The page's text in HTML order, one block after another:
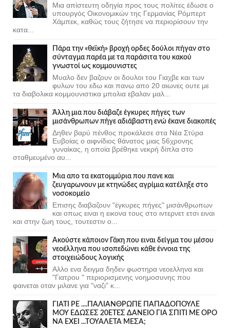
Μια απίστευτη οδηγία προς τους πολίτες έδωσε ο
υπουργός Οικονομικών της Γερμανίας Ρόμπερτ
Χάμπεκ, καθώς τους ζήτησε να περιορίσουν την
κατα...
Πάρα την «θεϊκή» βροχή ορδες δούλοι πήγαν στο
σύνταγμα παρέα με τα παράσιτα του κακού
γνωστοί ως κομμουνιστες
Μυαλο δεν βαζουν οι δουλοι του Γιαχβε και των
φυλων του εδω και πανω απο 20 αιωνες ουτε με
τα διαβολικα κομμουνιστικα μπολια εβαλαν μαλ...
Άλλη μια που διάβαζε έγκυρες πήγες των
μισάνθρωπων πήγε αδιάβαστη ενώ έκανε διακοπές
Δηθεν βαρύ πένθος προκάλεσε στα Νέα Στύρα
Ευβοίας ο αιφνίδιος θάνατος μιας 56χρονης
γυναίκας, η οποία βρέθηκε νεκρή δίπλα στο
σταθμευμένο αυ...
Μια απο τα εκατομμύρια που πανε και
ζευγαρωνουν με κτηνώδες αγρίμια κατέληξε στο
νοσοκομείο
Επισης διαβαζουν "έγκυρες πήγες" μισάνθρωπων
και οπως ειναι η εικονα τους στο ιντερνετ ετσι ειναι
και στην ζωη τους, τουτεστιν ο...
Ακούστε κάποιον Γάκη που ειναι δείγμα του μέσου
νεοέλληνα που ισοπεδώνει κάθε έννοια της
στοιχειώδους λογικής
Αλλο ενα δειγμα δηδεν φωστηρα νεοελληνα και
"Γιατρου " περιορισμενης νοημοσυνης που
φαινεται οταν μιλανε για "ναζι" κ...
ΓΙΑΤΙ ΡΕ ....ΠΑΛΙΑΝΘΡΩΠΕ ΠΑΠΑΔΟΠΟΥΛΕ
ΜΟΥ ΕΔΩΣΕΣ 20ΕΤΕΣ ΔΑΝΕΙΟ ΓΙΑ ΣΠΙΤΙ ΜΕ ΟΡΟ
ΝΑ ΕΧΕΙ ...ΤΟΥΑΛΕΤΑ ΜΕΣΑ;